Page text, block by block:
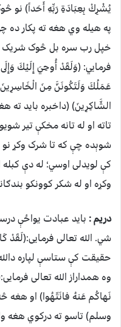
يُشْرِكْ بِعِبَادَةِ رَبِّهِ أَحَداً)
په هيله وي هغه ته پکار
خپل رب سره بل څوک شریک
فرمایي: (وَلَقَدْ أُوحِيَ إِلَيْكَ
عَمَلُكَ وَلَتَكُونَنَّ مِنَ
الشَّاكِرِينَ) (داخبره باید ته
تاته او له تانه مخکې تیر
شوېده چې که تا شرک وکړ نو
کې لویدلی اوسي؛ له دې کبله
وکړه او له شکر کوونکو
دریم : باید عبادت یواځې
شي. الله تعالی
حقیقت کې ستاسې لپاره
وه همداراز الله تعالی
نَهاكُم عَنهُ فانَتّهُوا) او هغه
وسلم) تاسو ته درکوي هغه